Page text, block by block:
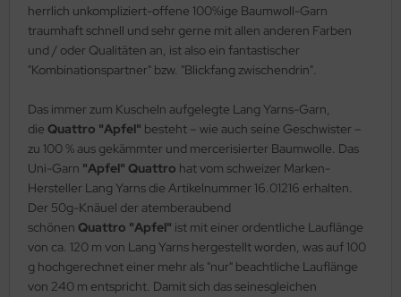
herrlich unkompliziert-offene 100%ige Baumwoll-Garn
traumhaft schnell und sehr gerne mit allen anderen Farben
und / oder Qualitäten an, ist also ein fantastischer
"Kombinationspartner" bzw. "Blickfang zwischendrin".
Das immer zum Kuscheln aufgelegte Lang Yarns-Garn,
die Quattro "Apfel" besteht – wie auch seine Geschwister –
zu 100 % aus gekämmter und mercerisierter Baumwolle. Das
Uni-Garn "Apfel" Quattro hat vom schweizer Marken-
Hersteller Lang Yarns die Artikelnummer 16.01216 erhalten.
Der 50g-Knäuel der atemberaubend
schönen Quattro "Apfel" ist mit einer ordentliche Lauflänge
von ca. 120 m von Lang Yarns hergestellt worden, was auf 100
g hochgerechnet einer mehr als "nur" beachtliche Lauflänge
von 240 m entspricht. Damit sich das seinesgleichen